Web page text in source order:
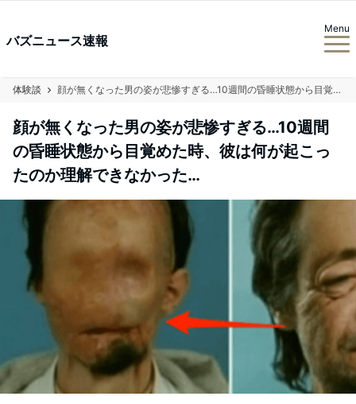
バズニュース速報
Menu
体験談 顔が無くなった男の姿が悲惨すぎる…10週間の昏睡状態から目覚めた時、彼は何が起こったのか理解できなかった…
顔が無くなった男の姿が悲惨すぎる…10週間
の昏睡状態から目覚めた時、彼は何が起こっ
たのか理解できなかった…